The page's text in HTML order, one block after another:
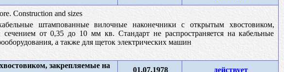
Construction and sizes
штампованные вилочные наконечники с открытым хвостовиком,
от 0,35 до 10 мм кв. Стандарт не распространяется на кабельные
а также для щеток электрических машин
закрепляемые на
01.07.1978 действует